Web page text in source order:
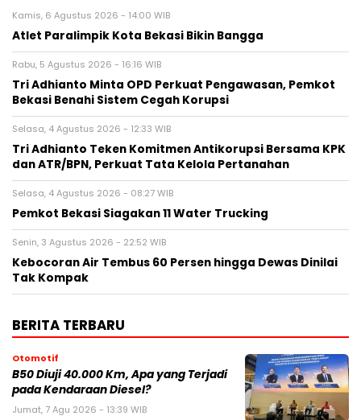
Kamis, 6 Agustus 2026 - 14:00 WIB
Atlet Paralimpik Kota Bekasi Bikin Bangga
Rabu, 5 Agustus 2026 - 16:16 WIB
Tri Adhianto Minta OPD Perkuat Pengawasan, Pemkot
Bekasi Benahi Sistem Cegah Korupsi
Selasa, 4 Agustus 2026 - 12:33 WIB
Tri Adhianto Teken Komitmen Antikorupsi Bersama KPK
dan ATR/BPN, Perkuat Tata Kelola Pertanahan
Selasa, 4 Agustus 2026 - 08:27 WIB
Pemkot Bekasi Siagakan 11 Water Trucking
Senin, 3 Agustus 2026 - 22:52 WIB
Kebocoran Air Tembus 60 Persen hingga Dewas Dinilai
Tak Kompak
BERITA TERBARU
Otomotif
B50 Diuji 40.000 Km, Apa yang Terjadi
pada Kendaraan Diesel?
Jumat, 7 Agu 2026 - 13:39 WIB